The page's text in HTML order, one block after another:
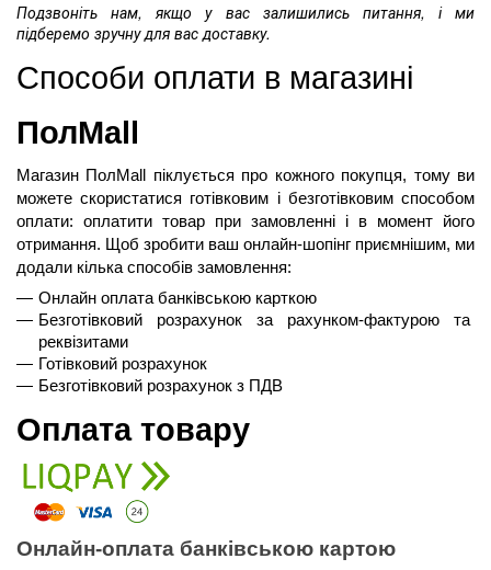
Подзвоніть нам, якщо у вас залишились питання, і ми
підберемо зручну для вас доставку.
Способи оплати в магазині
ПолMall
Магазин ПолMall
піклується про кожного покупця, тому ви
можете скористатися готівковим і безготівковим способом
оплати: оплатити товар при замовленні і в момент його
отримання. Щоб зробити ваш онлайн-шопінг приємнішим, ми
додали кілька способів замовлення:
Онлайн оплата банківською карткою
Безготівковий розрахунок за рахунком-фактурою та
реквізитами
Готівковий розрахунок
Безготівковий розрахунок з ПДВ
Оплата товару
Онлайн-оплата банківською картою